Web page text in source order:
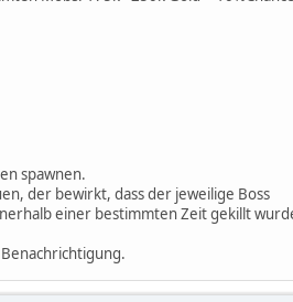
spawnen.
der bewirkt, dass der jeweilige Boss
einer bestimmten Zeit gekillt